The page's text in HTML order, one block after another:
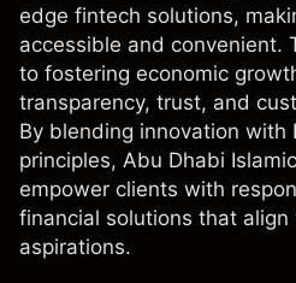
edge fintech solutions,
accessible and convenient.
to fostering economic
transparency, trust, and
By blending innovation with
principles, Abu Dhabi
empower clients with
financial solutions that
aspirations.